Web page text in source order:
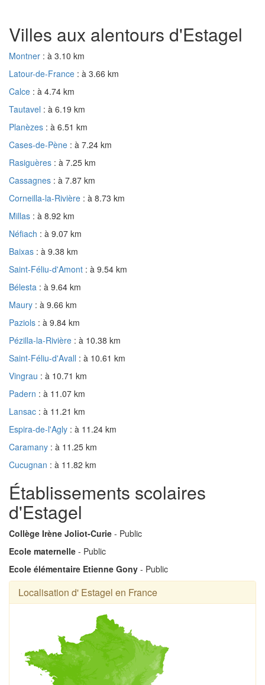
Villes aux alentours d'Estagel
Montner : à 3.10 km
Latour-de-France : à 3.66 km
Calce : à 4.74 km
Tautavel : à 6.19 km
Planèzes : à 6.51 km
Cases-de-Pène : à 7.24 km
Rasiguères : à 7.25 km
Cassagnes : à 7.87 km
Corneilla-la-Rivière : à 8.73 km
Millas : à 8.92 km
Néfiach : à 9.07 km
Baixas : à 9.38 km
Saint-Féliu-d'Amont : à 9.54 km
Bélesta : à 9.64 km
Maury : à 9.66 km
Paziols : à 9.84 km
Pézilla-la-Rivière : à 10.38 km
Saint-Féliu-d'Avall : à 10.61 km
Vingrau : à 10.71 km
Padern : à 11.07 km
Lansac : à 11.21 km
Espira-de-l'Agly : à 11.24 km
Caramany : à 11.25 km
Cucugnan : à 11.82 km
Établissements scolaires
d'Estagel
Collège Irène Joliot-Curie - Public
Ecole maternelle - Public
Ecole élémentaire Etienne Gony - Public
Localisation d' Estagel en France